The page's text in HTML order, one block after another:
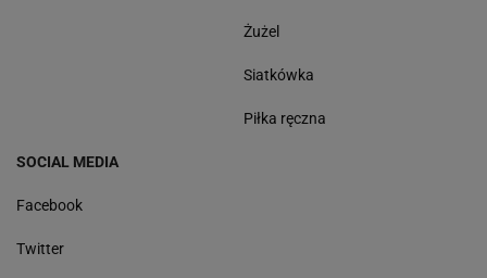
Żużel
Siatkówka
Piłka ręczna
SOCIAL MEDIA
Facebook
Twitter